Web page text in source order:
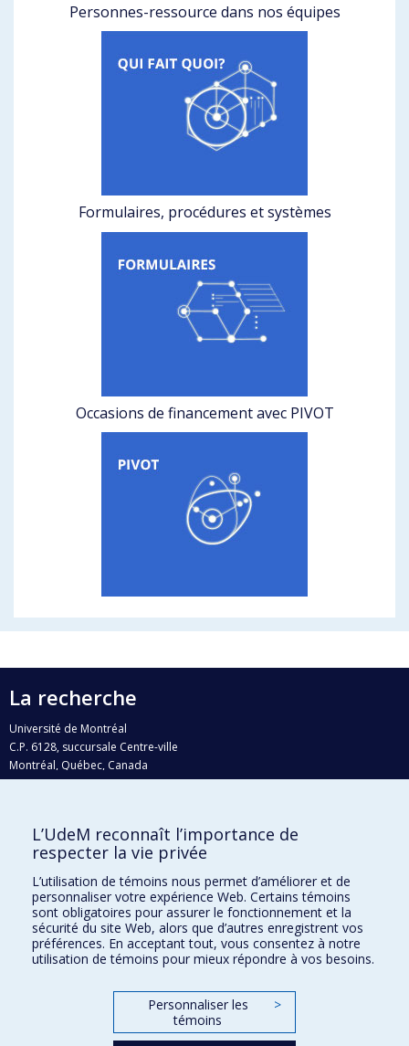
Personnes-ressource dans nos équipes
Formulaires, procédures et systèmes
Occasions de financement avec PIVOT
La recherche
Université de Montréal
C.P. 6128, succursale Centre-ville
Montréal, Québec, Canada
H3C 3J7
Qui fait quoi?
Nous trouver
Plan du site
Accessibilité
L’UdeM reconnaît l’importance de
respecter la vie privée
L’utilisation de témoins nous permet d’améliorer et de
personnaliser votre expérience Web. Certains témoins
sont obligatoires pour assurer le fonctionnement et la
sécurité du site Web, alors que d’autres enregistrent vos
préférences. En acceptant tout, vous consentez à notre
utilisation de témoins pour mieux répondre à vos besoins.
Personnaliser les
témoins
>